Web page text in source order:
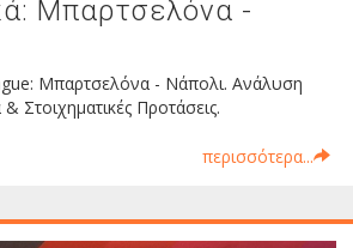
Μπαρτσελόνα -
Μπαρτσελόνα - Νάπολι. Ανάλυση
Στοιχηματικές Προτάσεις.
περισσότερα...